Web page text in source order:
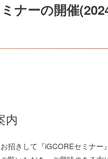
ナーの開催
内
招きして『iGCOREセミナー